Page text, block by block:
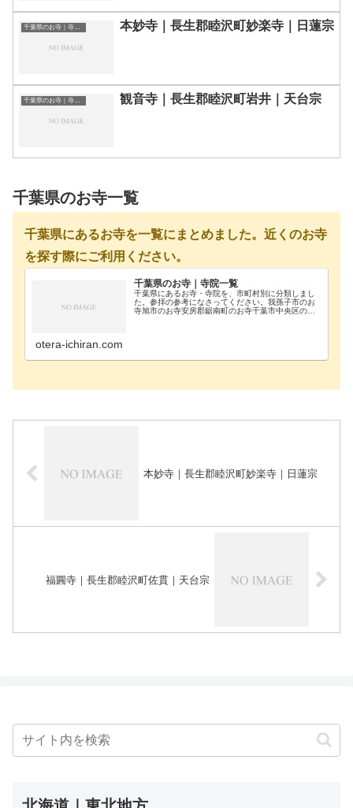
千葉県のお寺｜寺院一覧 本妙寺｜長生郡睦沢町妙楽寺｜日蓮宗
千葉県のお寺｜寺院一覧 観音寺｜長生郡睦沢町岩井｜天台宗
千葉県のお寺一覧
千葉県にあるお寺を一覧にまとめました。近くのお寺
を探す際にご利用ください。
千葉県のお寺｜寺院一覧
千葉県にあるお寺・寺院を、市町村別に分類しまし
た。参拝の参考になさってください。我孫子市のお
寺旭市のお寺安房郡鋸南町のお寺千葉市中央区のお
otera-ichiran.com
本妙寺｜長生郡睦沢町妙楽寺｜日蓮宗
福圓寺｜長生郡睦沢町佐貫｜天台宗